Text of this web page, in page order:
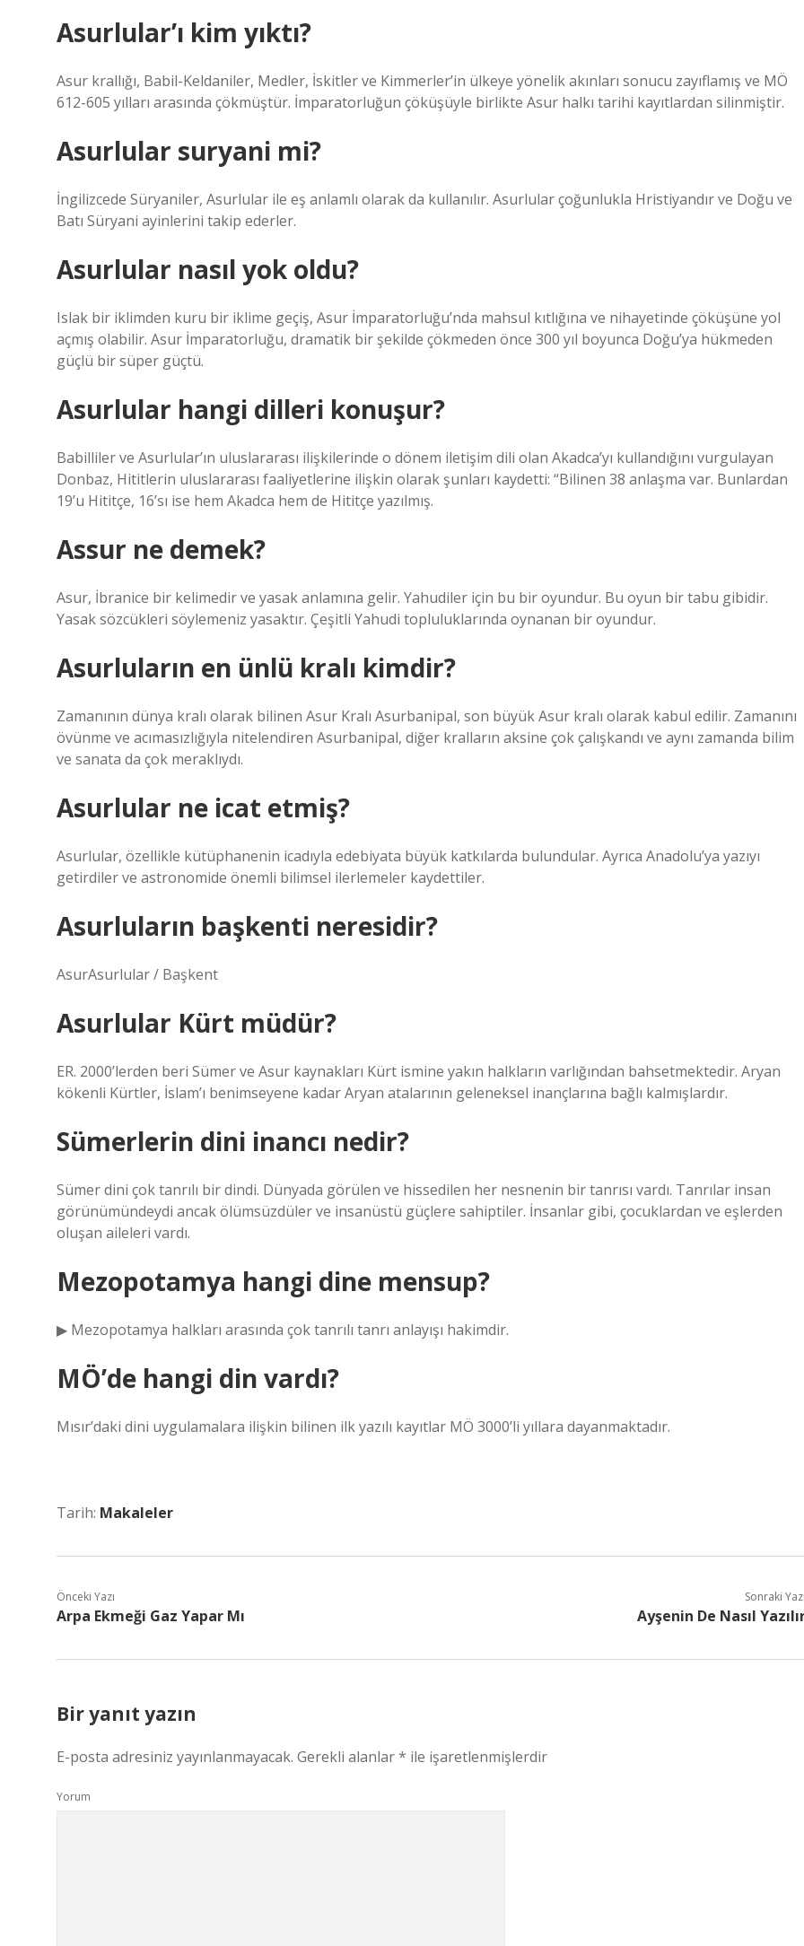
Asurlular’ı kim yıktı?
Asur krallığı, Babil-Keldaniler, Medler, İskitler ve Kimmerler’in ülkeye yönelik akınları sonucu zayıflamış ve MÖ
612-605 yılları arasında çökmüştür. İmparatorluğun çöküşüyle ​​birlikte Asur halkı tarihi kayıtlardan silinmiştir.
Asurlular suryani mi?
İngilizcede Süryaniler, Asurlular ile eş anlamlı olarak da kullanılır. Asurlular çoğunlukla Hristiyandır ve Doğu ve
Batı Süryani ayinlerini takip ederler.
Asurlular nasıl yok oldu?
Islak bir iklimden kuru bir iklime geçiş, Asur İmparatorluğu’nda mahsul kıtlığına ve nihayetinde çöküşüne yol
açmış olabilir. Asur İmparatorluğu, dramatik bir şekilde çökmeden önce 300 yıl boyunca Doğu’ya hükmeden
güçlü bir süper güçtü.
Asurlular hangi dilleri konuşur?
Babilliler ve Asurlular’ın uluslararası ilişkilerinde o dönem iletişim dili olan Akadca’yı kullandığını vurgulayan
Donbaz, Hititlerin uluslararası faaliyetlerine ilişkin olarak şunları kaydetti: “Bilinen 38 anlaşma var. Bunlardan
19’u Hititçe, 16’sı ise hem Akadca hem de Hititçe yazılmış.
Assur ne demek?
Asur, İbranice bir kelimedir ve yasak anlamına gelir. Yahudiler için bu bir oyundur. Bu oyun bir tabu gibidir.
Yasak sözcükleri söylemeniz yasaktır. Çeşitli Yahudi topluluklarında oynanan bir oyundur.
Asurluların en ünlü kralı kimdir?
Zamanının dünya kralı olarak bilinen Asur Kralı Asurbanipal, son büyük Asur kralı olarak kabul edilir. Zamanını
övünme ve acımasızlığıyla nitelendiren Asurbanipal, diğer kralların aksine çok çalışkandı ve aynı zamanda bilim
ve sanata da çok meraklıydı.
Asurlular ne icat etmiş?
Asurlular, özellikle kütüphanenin icadıyla edebiyata büyük katkılarda bulundular. Ayrıca Anadolu’ya yazıyı
getirdiler ve astronomide önemli bilimsel ilerlemeler kaydettiler.
Asurluların başkenti neresidir?
AsurAsurlular / Başkent
Asurlular Kürt müdür?
ER. 2000’lerden beri Sümer ve Asur kaynakları Kürt ismine yakın halkların varlığından bahsetmektedir. Aryan
kökenli Kürtler, İslam’ı benimseyene kadar Aryan atalarının geleneksel inançlarına bağlı kalmışlardır.
Sümerlerin dini inancı nedir?
Sümer dini çok tanrılı bir dindi. Dünyada görülen ve hissedilen her nesnenin bir tanrısı vardı. Tanrılar insan
görünümündeydi ancak ölümsüzdüler ve insanüstü güçlere sahiptiler. İnsanlar gibi, çocuklardan ve eşlerden
oluşan aileleri vardı.
Mezopotamya hangi dine mensup?
▶ Mezopotamya halkları arasında çok tanrılı tanrı anlayışı hakimdir.
MÖ’de hangi din vardı?
Mısır’daki dini uygulamalara ilişkin bilinen ilk yazılı kayıtlar MÖ 3000’li yıllara dayanmaktadır.
Tarih: Makaleler
Önceki Yazı
Arpa Ekmeği Gaz Yapar Mı
Sonraki Yazı
Ayşenin De Nasıl
Bir yanıt yazın
E-posta adresiniz yayınlanmayacak. Gerekli alanlar* ile işaretlenmişlerdir
Yorum